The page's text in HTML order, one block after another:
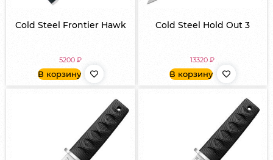
Cold Steel Frontier Hawk
5200₽
В корзину
Cold Steel Hold Out 3
13320₽
В корзину